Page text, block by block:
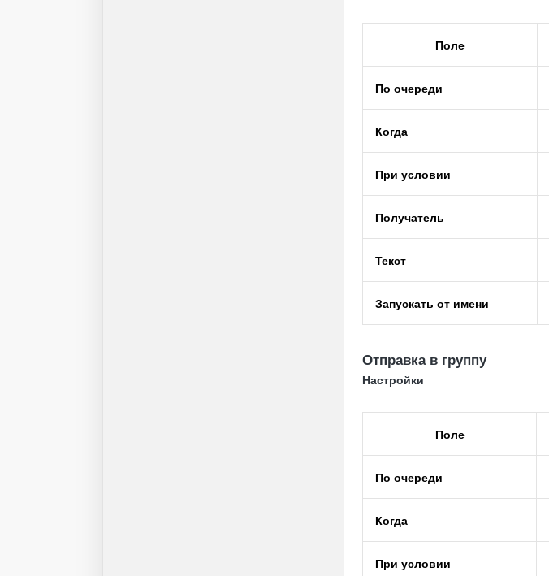
Поле
По очереди
Когда
При условии
Получатель
Текст
Запускать от имени
Отправка в группу
Настройки
Поле
По очереди
Когда
При условии